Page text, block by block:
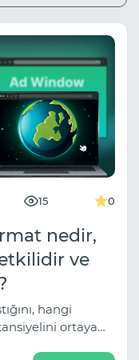
15 0
nedir,
ve
hangi
ortaya